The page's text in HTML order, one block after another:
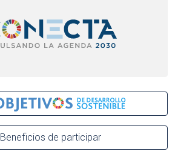
Beneficios de participar